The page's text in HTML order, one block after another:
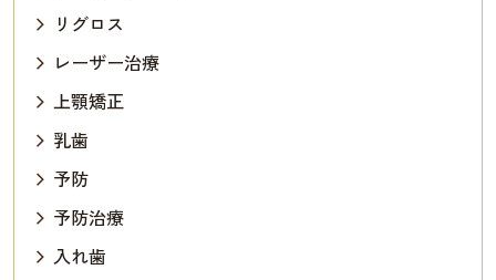
リグロス
レーザー治療
上顎矯正
乳歯
予防
予防治療
入れ歯